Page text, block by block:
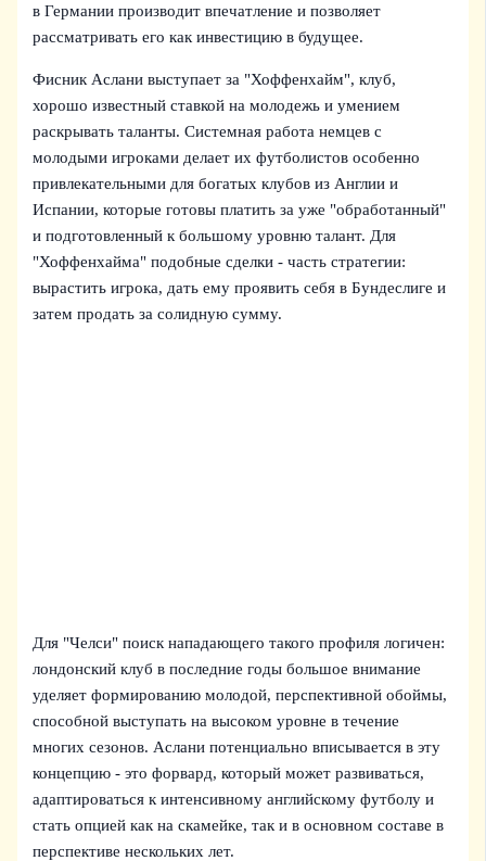
в Германии производит впечатление и позволяет
рассматривать его как инвестицию в будущее.
Фисник Аслани выступает за "Хоффенхайм", клуб,
хорошо известный ставкой на молодежь и умением
раскрывать таланты. Системная работа немцев с
молодыми игроками делает их футболистов особенно
привлекательными для богатых клубов из Англии и
Испании, которые готовы платить за уже "обработанный"
и подготовленный к большому уровню талант. Для
"Хоффенхайма" подобные сделки - часть стратегии:
вырастить игрока, дать ему проявить себя в Бундеслиге и
затем продать за солидную сумму.
Для "Челси" поиск нападающего такого профиля логичен:
лондонский клуб в последние годы большое внимание
уделяет формированию молодой, перспективной обоймы,
способной выступать на высоком уровне в течение
многих сезонов. Аслани потенциально вписывается в эту
концепцию - это форвард, который может развиваться,
адаптироваться к интенсивному английскому футболу и
стать опцией как на скамейке, так и в основном составе в
перспективе нескольких лет.